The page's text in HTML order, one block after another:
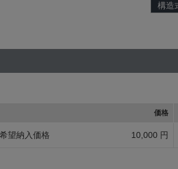
構造
価格
希望納入価格 10,000 円